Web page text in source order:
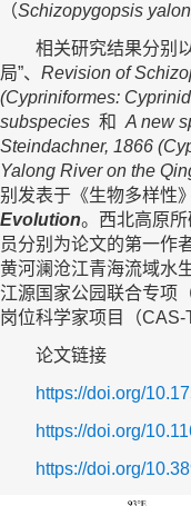
（Schizopygopsis
相关研究结果分别
局”、 Revision of
(Cypriniformes:
subspecies 和 A new
Steindachner, 1866
Yalong River on the
别发表于《生物多样性》
Evolution。西北高原
员分别为论文的第一作
黄河澜沧江青海流域水
江源国家公园联合专项
岗位科学家项目（CAS-
论文链接
https://doi.org/
https://doi.org/
https://doi.org/